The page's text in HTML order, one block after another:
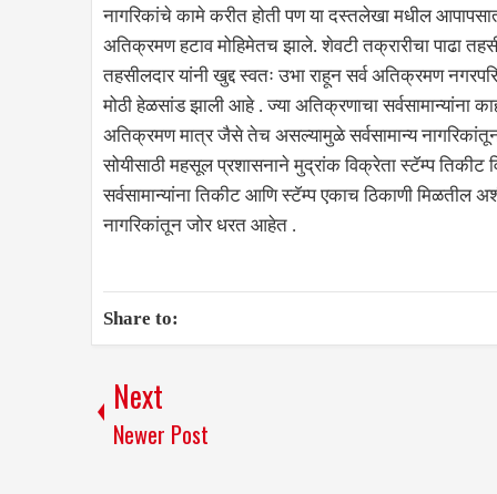
नागरिकांचे कामे करीत होती पण या दस्तलेखा मधील
अतिक्रमण हटाव मोहिमेतच झाले. शेवटी तक्रारीचा पाढा
तहसीलदार यांनी खुद्द स्वतः उभा राहून सर्व अतिक्रमण
मोठी हेळसांड झाली आहे . ज्या अतिक्रणाचा सर्वसामान्यांना
अतिक्रमण मात्र जैसे तेच असल्यामुळे सर्वसामान्य नागरिकांतून
सोयीसाठी महसूल प्रशासनाने मुद्रांक विक्रेता स्टॅम्प तिकीट
सर्वसामान्यांना तिकीट आणि स्टॅम्प एकाच ठिकाणी मिळतील
नागरिकांतून जोर धरत आहेत .
Share to:
Next
Newer Post